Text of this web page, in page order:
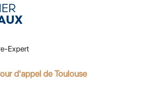
Expert
d'appel de Toulouse